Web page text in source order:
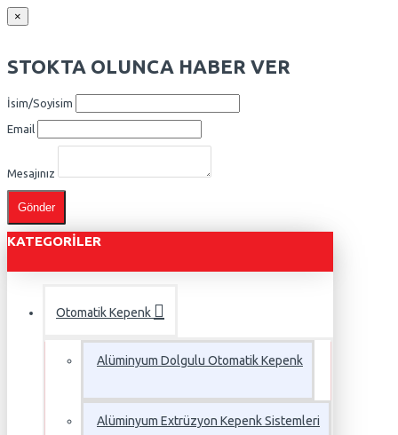
×
STOKTA OLUNCA HABER VER
İsim/Soyisim
Email
Mesajınız
Gönder
KATEGORILER
Otomatik Kepenk
Alüminyum Dolgulu Otomatik Kepenk
Alüminyum Extrüzyon Kepenk Sistemleri